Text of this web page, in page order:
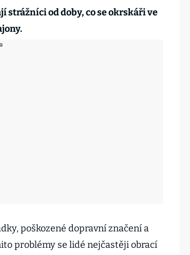
strážníci od doby, co se okrskáři ve
poškozené dopravní značení a
problémy se lidé nejčastěji obrací